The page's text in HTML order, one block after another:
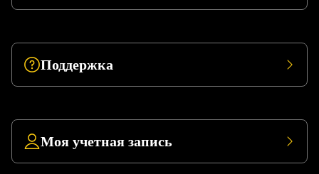
Поддержка
Моя учетная запись